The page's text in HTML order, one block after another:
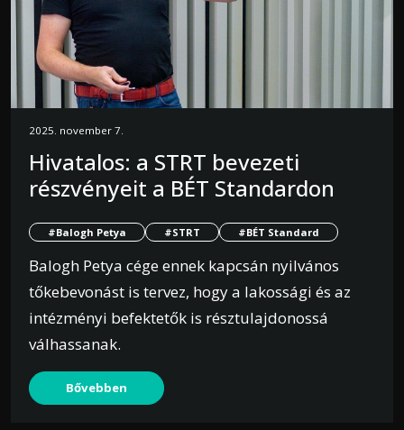
2025. november 7.
Hivatalos: a STRT bevezeti
részvényeit a BÉT Standardon
#Balogh Petya #STRT #BÉT Standard
Balogh Petya cége ennek kapcsán nyilvános
tőkebevonást is tervez, hogy a lakossági és az
intézményi befektetők is résztulajdonossá
válhassanak.
Bővebben